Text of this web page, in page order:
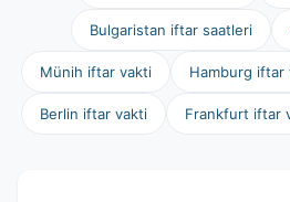
Bulgaristan iftar saatleri
Münih iftar vakti Hamburg iftar
Berlin iftar vakti Frankfurt iftar